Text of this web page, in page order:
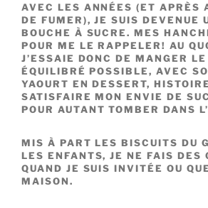
AVEC LES ANNÉES (ET APRÈS
DE FUMER), JE SUIS DEVENUE
BOUCHE À SUCRE. MES
POUR ME LE RAPPELER! AU
J’ESSAIE DONC DE MANGER LE
ÉQUILIBRÉ POSSIBLE, AVEC
YAOURT EN DESSERT,
SATISFAIRE MON ENVIE DE
POUR AUTANT TOMBER DANS
MIS À PART LES BISCUITS DU
LES ENFANTS, JE NE FAIS DES
QUAND JE SUIS INVITÉE OU
MAISON.